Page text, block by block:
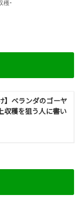
】ベランダのゴーヤ
収穫を狙う人に書い